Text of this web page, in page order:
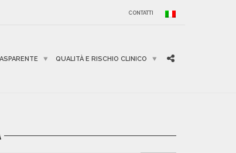
CONTATTI
QUALITÀ E RISCHIO CLINICO